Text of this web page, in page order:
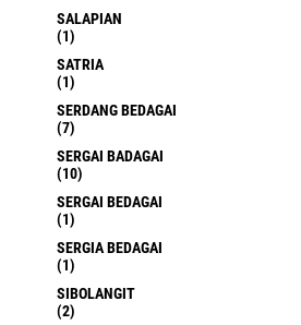
SALAPIAN
(1)
SATRIA
(1)
SERDANG BEDAGAI
(7)
SERGAI BADAGAI
(10)
SERGAI BEDAGAI
(1)
SERGIA BEDAGAI
(1)
SIBOLANGIT
(2)